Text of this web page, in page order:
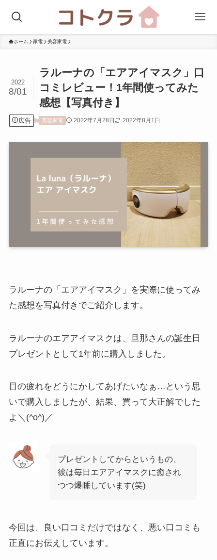
ホーム 家電 美容家電
ラルーナの「エアアイマスク」口
コミレビュー！1年間使ってみた
感想【写真付き】
2022
8/01
広告 美容家電 2022年7月28日 2022年8月1日
ラルーナの「エアアイマスク」を実際に使ってみ
た感想を写真付きでご紹介します。
ラルーナのエアアイマスクは、旦那さんの誕生日
プレゼントとして1年前に購入しました。
目の疲れをどうにかしてあげたいなぁ…という思
いで購入しましたが、結果、買って大正解でした
よ＼(^o^)／
プレゼントしてからというもの、
彼は毎日エアアイマスクに癒され
つつ爆睡しています(笑)
今回は、良い口コミだけではなく、悪い口コミも
正直にお伝えしています。